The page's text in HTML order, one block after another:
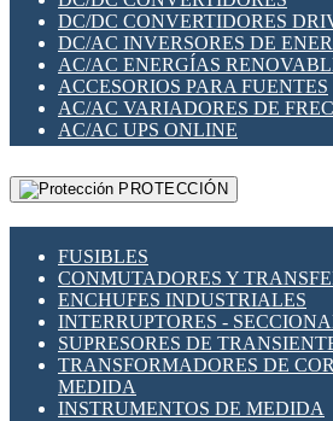
SOLUCIONES RED CELULAR
SEGURIDAD PARA REDES
SWITCHES LAN
TELEFONÍA IP (VOIP)
VIGILANCIA IP (CCTV)
MESHTASTIC
DC/DC CONVERTIDORES
DC/AC INVERSORES DE
AC/AC ENERGÍAS
ACCESORIOS PARA FUENTES
AC/AC VARIADORES DE
AC/AC UPS ONLINE
PROTECCIÓN
FUSIBLES
CONMUTADORES Y
ENCHUFES INDUSTRIALES
INTERRUPTORES -
SUPRESORES DE
TRANSFORMADORES DE
MEDIDA
INSTRUMENTOS DE MEDIDA